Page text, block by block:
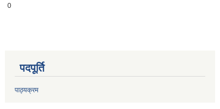
0
पदपूर्ति
पाठ्यक्रम